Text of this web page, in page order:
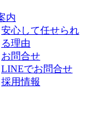
内
安心して任せられ
る理由
お問合せ
LINEでお問合せ
採用情報